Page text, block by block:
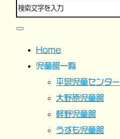
Home
児童館一覧
平泉児童センター
大野原児童館
軽野児童館
うずも児童館